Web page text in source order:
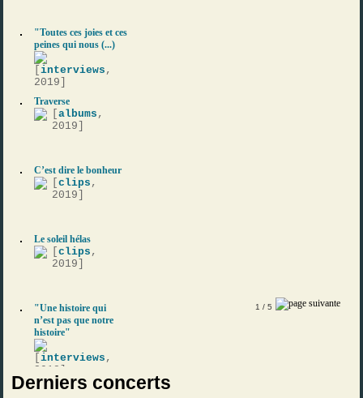
"Toutes ces joies et ces
peines qui nous (...)
[interviews ,
2019]
Traverse
[albums ,
2019]
C’est dire le bonheur
[clips ,
2019]
Le soleil hélas
[clips ,
2019]
"Une histoire qui
n’est pas que notre
histoire"
[interviews ,
2018]
1 / 5
Derniers concerts